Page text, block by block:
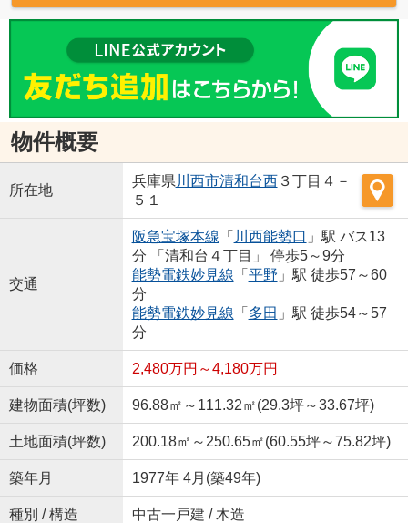
物件概要
所在地
兵庫県 川西市清和台西３丁目４－
５１
交通
阪急宝塚本線 「 川西能勢口 」駅 バス13
分 「清和台４丁目」 停歩5～9分
能勢電鉄妙見線 「 平野 」駅 徒歩57～60
分
能勢電鉄妙見線 「 多田 」駅 徒歩54～57
分
価格 2,480万円～4,180万円
建物面積(坪数) 96.88㎡～111.32㎡(29.3坪～33.67坪)
土地面積(坪数) 200.18㎡～250.65㎡(60.55坪～75.82坪)
築年月 1977年 4月(築49年)
種別 / 構造 中古一戸建 / 木造